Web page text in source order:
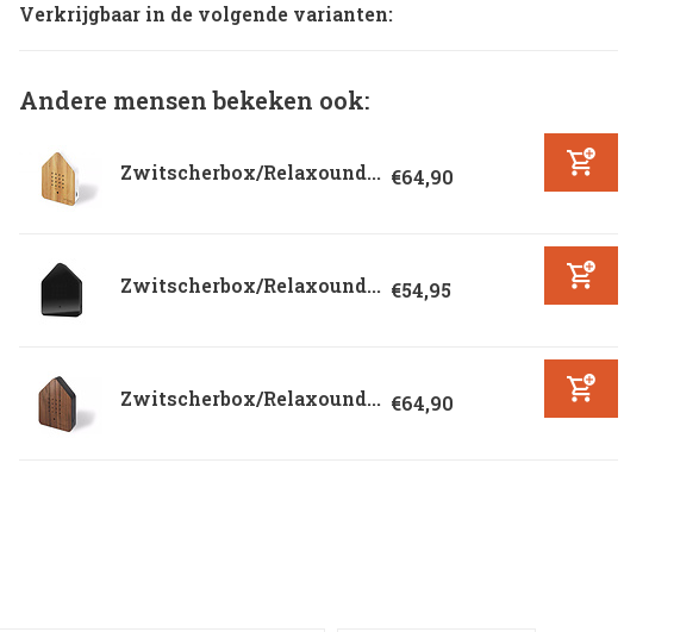
Verkrijgbaar in de volgende varianten:
Andere mensen bekeken ook:
Zwitscherbox/Relaxound... €64,90
Zwitscherbox/Relaxound... €54,95
Zwitscherbox/Relaxound... €64,90